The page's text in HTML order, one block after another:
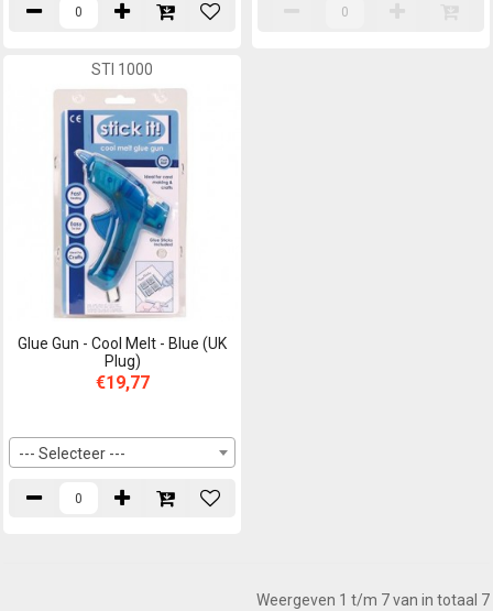
STI 1000
Glue Gun - Cool Melt - Blue (UK
Plug)
€19,77
--- Selecteer ---
Weergeven 1 t/m 7 van in totaal 7